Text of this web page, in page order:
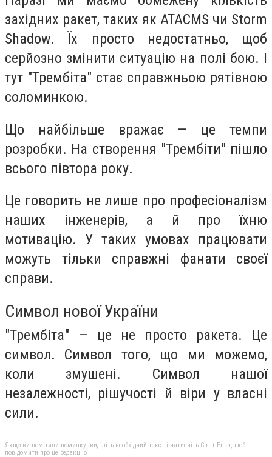
західних ракет, таких як ATACMS чи Storm
Shadow. Їх просто недостатньо, щоб
серйозно змінити ситуацію на полі бою. І
тут "Трембіта" стає справжньою рятівною
соломинкою.
Що найбільше вражає — це темпи
розробки. На створення "Трембіти" пішло
всього півтора року.
Це говорить не лише про професіоналізм
наших інженерів, а й про їхню
мотивацію. У таких умовах працювати
можуть тільки справжні фанати своєї
справи.
Символ нової України
"Трембіта" — це не просто ракета. Це
символ. Символ того, що ми можемо,
коли змушені. Символ нашої
незалежності, рішучості й віри у власні
сили.
Якщо ви помітили помилку, виділіть необхідний текст і натисніть Ctrl + Enter, щоб
повідомити про це редакцію